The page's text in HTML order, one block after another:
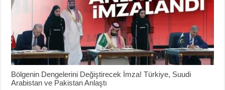
Bölgenin Dengelerini Değiştirecek İmza! Türkiye, Suudi
Arabistan ve Pakistan Anlaştı